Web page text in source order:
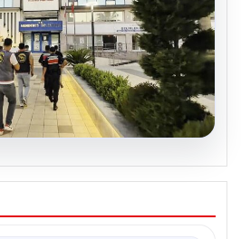
Soruşturmasında
Yakalandı